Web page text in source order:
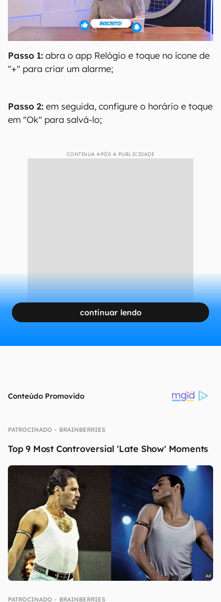
Passo 1: abra o app Relógio e toque no ícone de
"+" para criar um alarme;
Passo 2: em seguida, configure o horário e toque
em "Ok" para salvá-lo;
CONTINUA APÓS A PUBLICIDADE
continuar lendo